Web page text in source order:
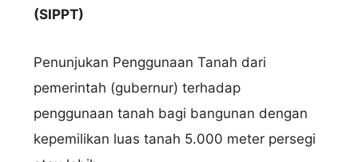
(SIPPT)
Penunjukan Penggunaan Tanah dari
pemerintah (gubernur) terhadap
penggunaan tanah bagi bangunan dengan
kepemilikan luas tanah 5.000 meter persegi